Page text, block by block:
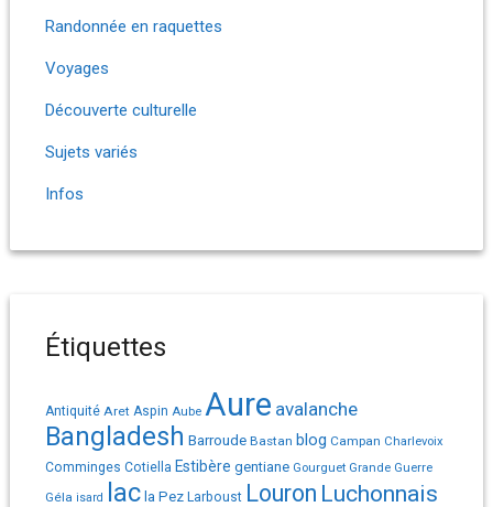
Randonnée en raquettes
Voyages
Découverte culturelle
Sujets variés
Infos
Étiquettes
Antiquité Aret Aspin Aube Aure avalanche
Bangladesh Barroude Bastan blog Campan Charlevoix
Comminges Cotiella Estibère gentiane Gourguet Grande Guerre
Géla isard lac la Pez Larboust Louron Luchonnais